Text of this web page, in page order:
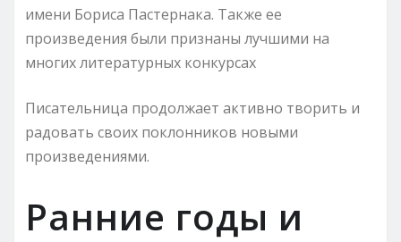
имени Бориса Пастернака. Также ее
произведения были признаны лучшими на
многих литературных конкурсах
Писательница продолжает активно творить и
радовать своих поклонников новыми
произведениями.
Ранние годы и